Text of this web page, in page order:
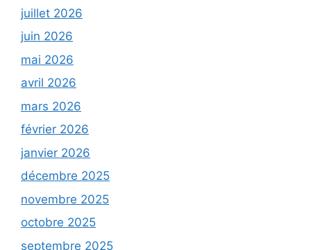
juillet 2026
juin 2026
mai 2026
avril 2026
mars 2026
février 2026
janvier 2026
décembre 2025
novembre 2025
octobre 2025
septembre 2025